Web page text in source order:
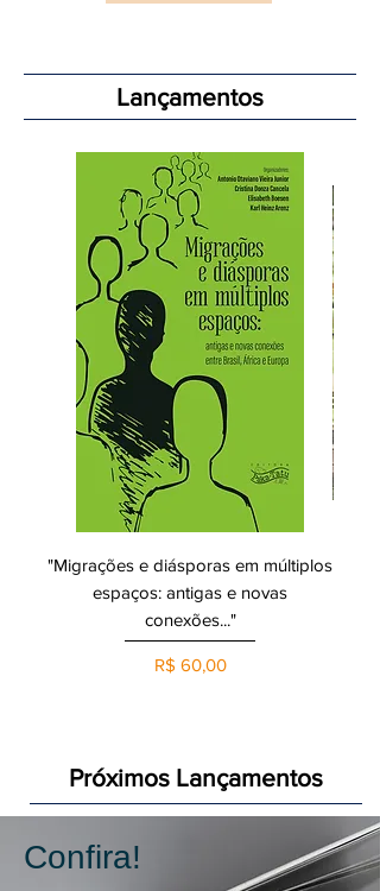
Lançamentos
"Migrações e diásporas em múltiplos
espaços: antigas e novas
conexões..."
Preço
R$ 60,00
Próximos Lançamentos
Confira!